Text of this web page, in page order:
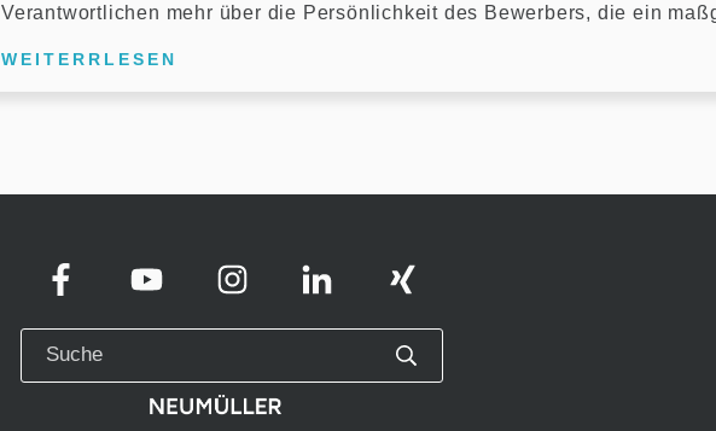
Verantwortlichen mehr über die Persönlichkeit des Bewerbers, die ein
WEITERRLESEN